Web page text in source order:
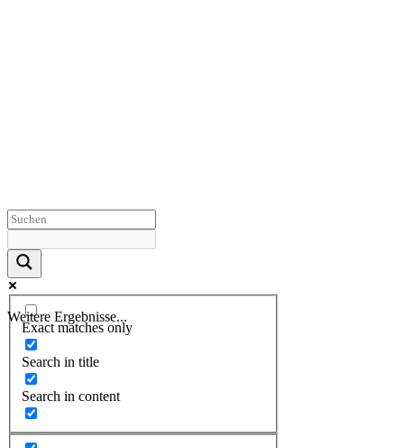
Weitere Ergebnisse...
Exact matches only
Search in title
Search in content